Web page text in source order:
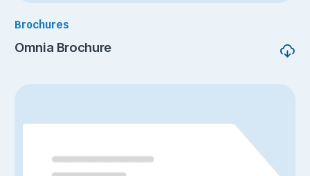
Brochures
Omnia Brochure